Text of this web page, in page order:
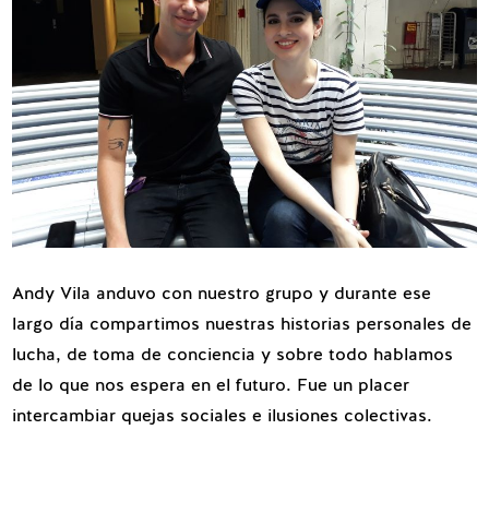
Andy Vila anduvo con nuestro grupo y durante ese
largo día compartimos nuestras historias personales de
lucha, de toma de conciencia y sobre todo hablamos
de lo que nos espera en el futuro. Fue un placer
intercambiar quejas sociales e ilusiones colectivas.